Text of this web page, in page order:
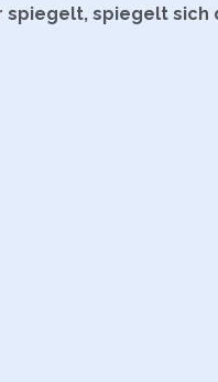
spiegelt, spiegelt sich